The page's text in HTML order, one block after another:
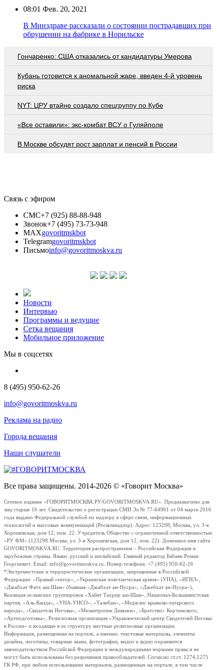
08:01 Фев. 20, 2021
В Минздраве рассказали о состоянии пострадавших при
обрушении на фабрике в Норильске
Гончаренко: США отказались от кандидатуры Умерова
Кубань готовится к аномальной жаре, введен 4-й уровень
риска
NYT: ЦРУ втайне создало спецгруппу по Кубе
«Все оставили»: экс-комбат ВСУ о Гуляйполе
В Москве обсудят рост зарплат и пенсий в России
Связь с эфиром
СМС+7 (925) 88-88-948
Звонок+7 (495) 73-73-948
MAXgovoritmskbot
Telegramgovoritmskbot
Письмоinfo@govoritmoskva.ru
Новости
Интервью
Программы и ведущие
Сетка вещания
Мобильное приложение
Мы в соцсетях
8 (495) 950-62-26
info@govoritmoskva.ru
Реклама на радио
Города вещания
Наши слушатели
Все права защищены. 2014-2026 © «Говорит Москва»
Сетевое издание «ГОВОРИТМОСКВА.РУ/GOVORITMOSKVA.RU». Предназначено для
лиц старше 16 лет. Свидетельство о регистрации СМИ Эл № 77-64961 от 04 марта 2016
года выдано Федеральной службой по надзору в сфере связи, информационных
технологий и массовых коммуникаций (Роскомнадзор). Адрес: 123298, Москва, ул. 3-я
Хорошевская, дом 12, пом. 22. Учредитель Общество с ограниченной ответственностью
«РУ ФМ» (123298 Москва, ул. 3-я Хорошевская, дом 12, пом. 22). Доменное имя сайта
GOVORITMOSKVA.RU. Территория распространения – Российская Федерация и
зарубежные страны. Языки: русский и английский. Главный редактор Бабаян Роман
Георгиевич. Email: info@govoritmoskva.ru. Номер телефона: +7 (495) 950-62-26
*Экстремистские и террористические организации, запрещенные в Российской
Федерации: «Правый сектор», «Украинская повстанческая армия» (УПА), «ИГИЛ»,
«Джабхат Фатх аш-Шам» (бывшая «Джабхат ан-Нусра», «Джебхат ан-Нусра»),
Коалиция исламских группировок «Хайят Тахрир аш-Шам», Национал-Большевистская
партия, «Аль-Каида», «УНА-УНСО», «Талибан», «Меджлис крымско-татарского
народа», «Свидетели Иеговы», «Мизантропик Дивижн», «Братство» Корчинского,
«Артподготовка», Религиозная организация «Управленческий центр Свидетелей Иеговы
в России» и входящие в ее структуру местные религиозные организации.
Информация, размещенная на портале, а именно: текстовые материалы, элементы
дизайна, логотипы, товарные знаки, фотографии, видео и аудио охраняются
законодательством Российской Федерации и международными нормами права и не
могут быть использованы без разрешения правообладателей. Согласно ст.ст. 1274,1275
ГК РФ, при любом использовании материалов, размещенных на портале, в том числе